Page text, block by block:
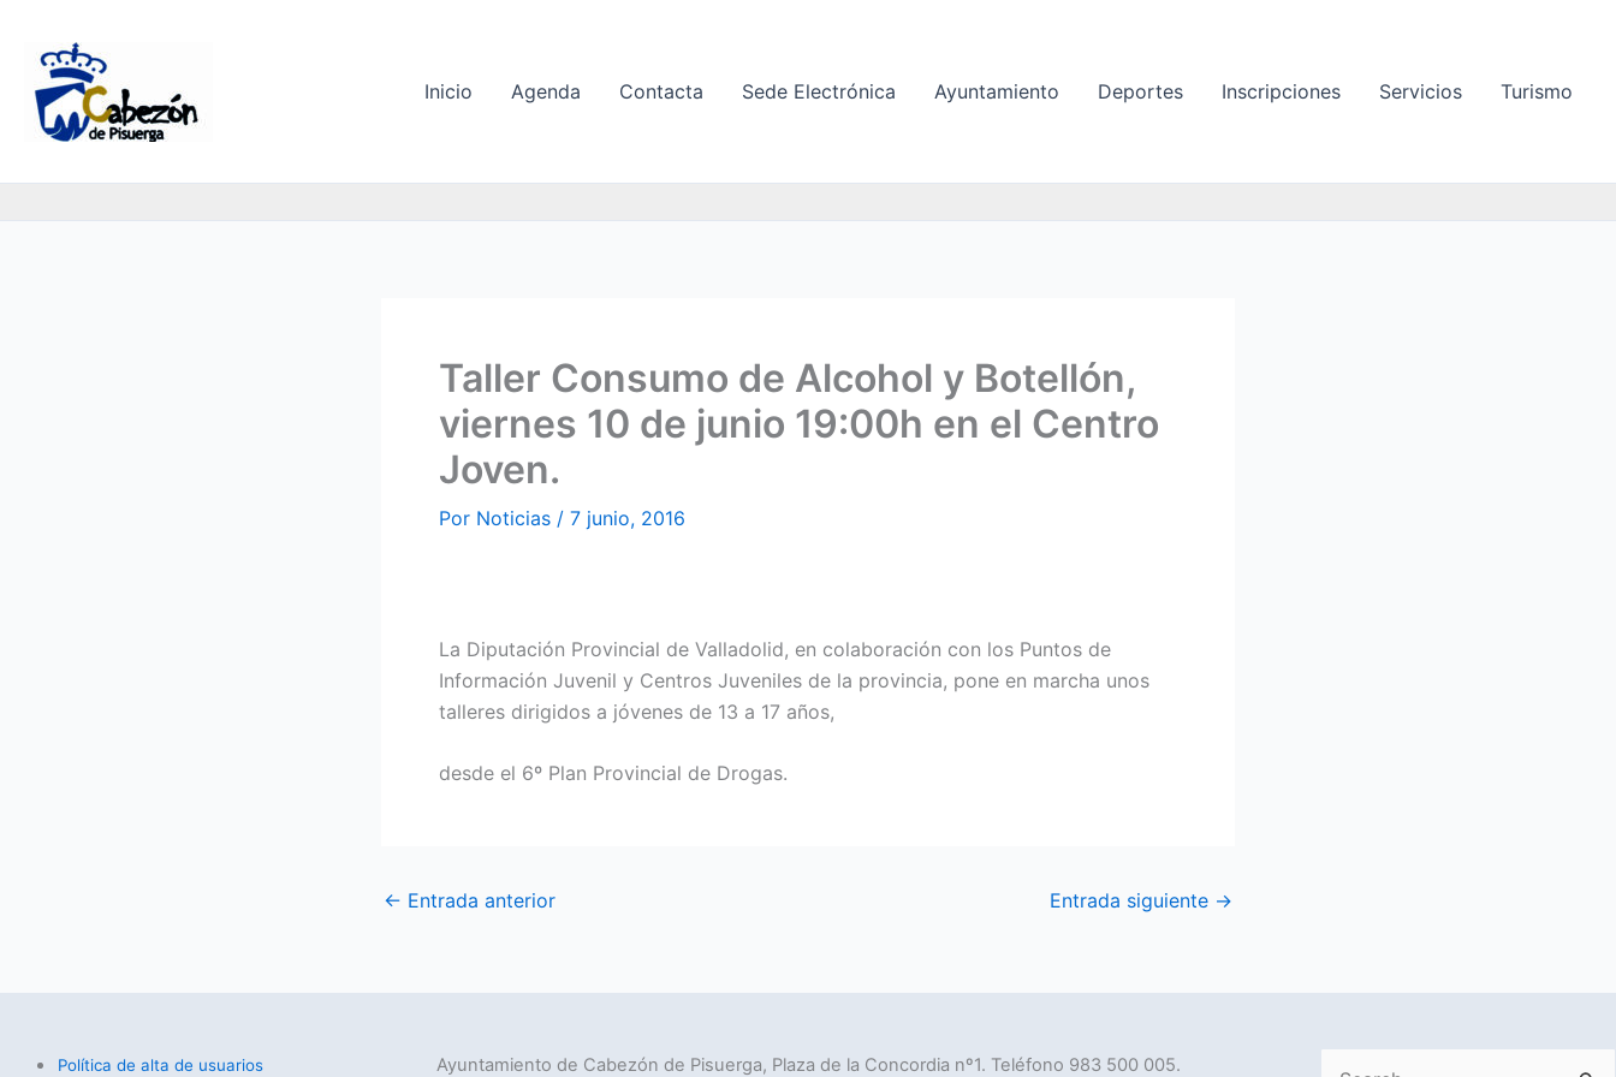
contenido
Inicio Agenda Contacta Sede Electrónica Ayuntamiento Deportes Inscripciones Servicios Turismo
Taller Consumo de Alcohol y Botellón,
viernes 10 de junio 19:00h en el Centro
Joven.
Por Noticias / 7 junio, 2016
La Diputación Provincial de Valladolid, en colaboración con los Puntos de
Información Juvenil y Centros Juveniles de la provincia, pone en marcha unos
talleres dirigidos a jóvenes de 13 a 17 años,
desde el 6º Plan Provincial de Drogas.
← Entrada anterior Entrada siguiente →
Política de alta de usuarios Ayuntamiento de Cabezón de Pisuerga, Plaza de la Concordia nº1. Teléfono 983 500 005.